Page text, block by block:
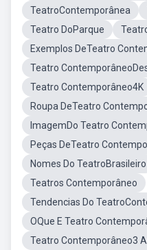
TeatroContemporânea
Teatro DoParque
Exemplos DeTeatro
Teatro
Teatro Contemporâneo4K
Roupa DeTeatro
ImagemDo Teatro
Peças DeTeatro
Nomes Do TeatroBrasileiro
Teatros Contemporâneo
Tendencias Do
OQue E Teatro
Teatro Contemporâneo3